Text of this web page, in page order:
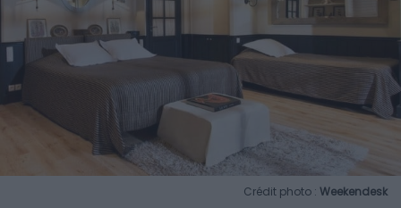
Crédit photo : Weekendesk